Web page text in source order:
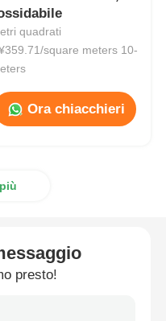
quadrati
square meters 10-
Ora chiacchieri
presto!